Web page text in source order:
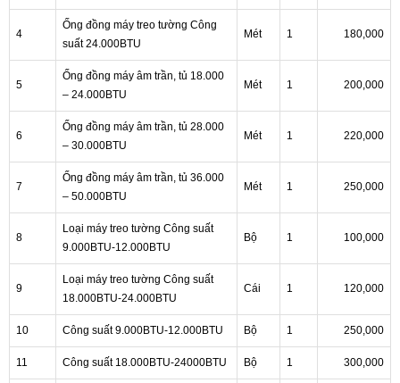
4
Ống đồng máy treo tường Công
suất 24.000BTU
Mét 1 180,000
5
Ống đồng máy âm trần, tủ 18.000
– 24.000BTU
Mét 1 200,000
6
Ống đồng máy âm trần, tủ 28.000
– 30.000BTU
Mét 1 220,000
7
Ống đồng máy âm trần, tủ 36.000
– 50.000BTU
Mét 1 250,000
8
Loại máy treo tường Công suất
9.000BTU-12.000BTU
Bộ 1 100,000
9
Loại máy treo tường Công suất
18.000BTU-24.000BTU
Cái 1 120,000
10 Công suất 9.000BTU-12.000BTU Bộ 1 250,000
11 Công suất 18.000BTU-24000BTU Bộ 1 300,000